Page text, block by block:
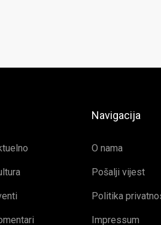
Navigacija
O nama
Pošalji vijest
Politika
Impressum